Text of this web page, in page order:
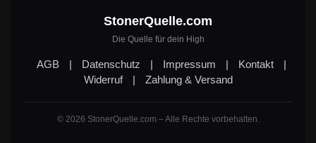
StonerQuelle.com
Die Quelle für dein High
AGB | Datenschutz | Impressum | Kontakt
|
Widerruf
| Zahlung & Versand
© 2026 StonerQuelle.com – Alle Rechte vorbehalten.